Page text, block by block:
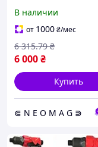
TIME-PROOF TAC 500
заклепки 3.2 5 мм.
В наличии
от 1000₴/мес
6 000₴
6 315.79 ₴
Купить
⋐ N E O M A G ⋑